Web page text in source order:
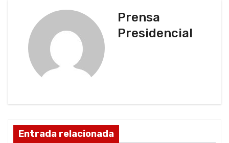
d
Prensa
Presidencial
Entrada relacionada